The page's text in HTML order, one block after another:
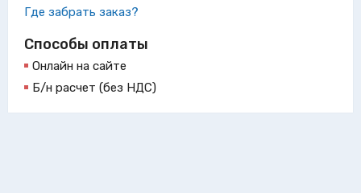
Где забрать заказ?
Способы оплаты
Онлайн на сайте
Б/н расчет (без НДС)